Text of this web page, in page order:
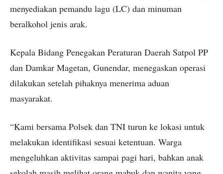
menyediakan pemandu lagu (LC) dan minuman
beralkohol jenis arak.
Kepala Bidang Penegakan Peraturan Daerah Satpol PP
dan Damkar Magetan, Gunendar, menegaskan operasi
dilakukan setelah pihaknya menerima aduan
masyarakat.
“Kami bersama Polsek dan TNI turun ke lokasi untuk
melakukan identifikasi sesuai ketentuan. Warga
mengeluhkan aktivitas sampai pagi hari, bahkan anak